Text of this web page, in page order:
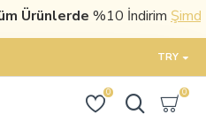
Ürünlerde%10 İndirimŞimdi
TRY
0 0